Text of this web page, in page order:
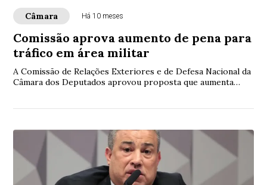
Câmara Há 10 meses
Comissão aprova aumento de pena para
tráfico em área militar
A Comissão de Relações Exteriores e de Defesa Nacional da
Câmara dos Deputados aprovou proposta que aumenta